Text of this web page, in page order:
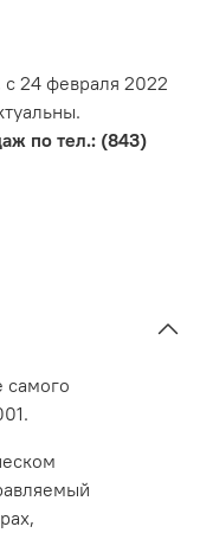
24 февраля 2022
по тел.: (843)
самого